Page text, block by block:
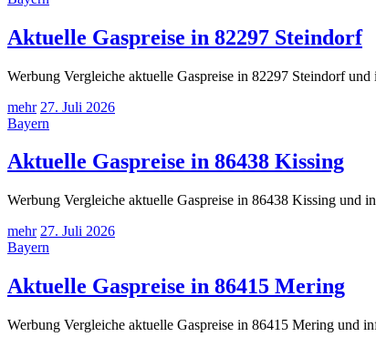
Aktuelle Gaspreise in 82297 Steindorf
Werbung Vergleiche aktuelle Gaspreise in 82297 Steindorf
mehr 27. Juli 2026
Bayern
Aktuelle Gaspreise in 86438 Kissing
Werbung Vergleiche aktuelle Gaspreise in 86438 Kissing und
mehr 27. Juli 2026
Bayern
Aktuelle Gaspreise in 86415 Mering
Werbung Vergleiche aktuelle Gaspreise in 86415 Mering und